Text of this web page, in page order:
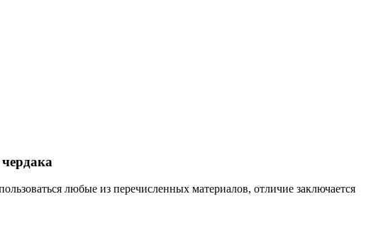
любые из перечисленных материалов, отличие заключается